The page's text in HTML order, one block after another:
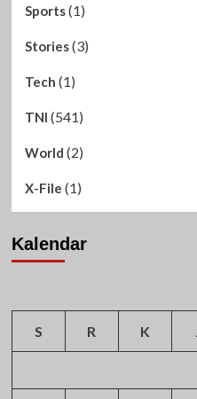
Sports(1)
Stories(3)
Tech (1)
TNI (541)
World (2)
X-File (1)
Kalendar
S R K